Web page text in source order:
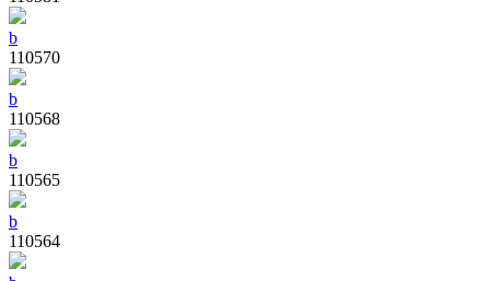
b
110570
b
110568
b
110565
b
110564